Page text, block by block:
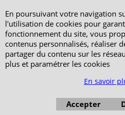
En poursuivant votre navigation
l'utilisation de cookies pour
fonctionnement du site, vous
contenus personnalisés, réaliser
partager du contenu sur les
plus et paramétrer les cookies
En savoir
Accepter